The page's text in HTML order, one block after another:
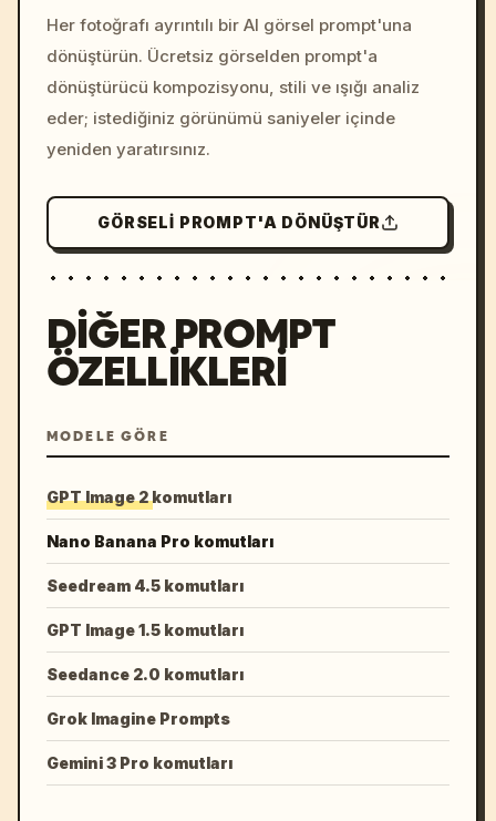
colors, 8k --v 6.0
Her fotoğrafı ayrıntılı bir AI görsel prompt'una
dönüştürün. Ücretsiz görselden prompt'a
dönüştürücü kompozisyonu, stili ve ışığı analiz
eder; istediğiniz görünümü saniyeler içinde
yeniden yaratırsınız.
GÖRSELI PROMPT'A DÖNÜŞTÜR
DIĞER PROMPT
ÖZELLIKLERI
MODELE GÖRE
GPT Image 2 komutları
Nano Banana Pro komutları
Seedream 4.5 komutları
GPT Image 1.5 komutları
Seedance 2.0 komutları
Grok Imagine Prompts
Gemini 3 Pro komutları